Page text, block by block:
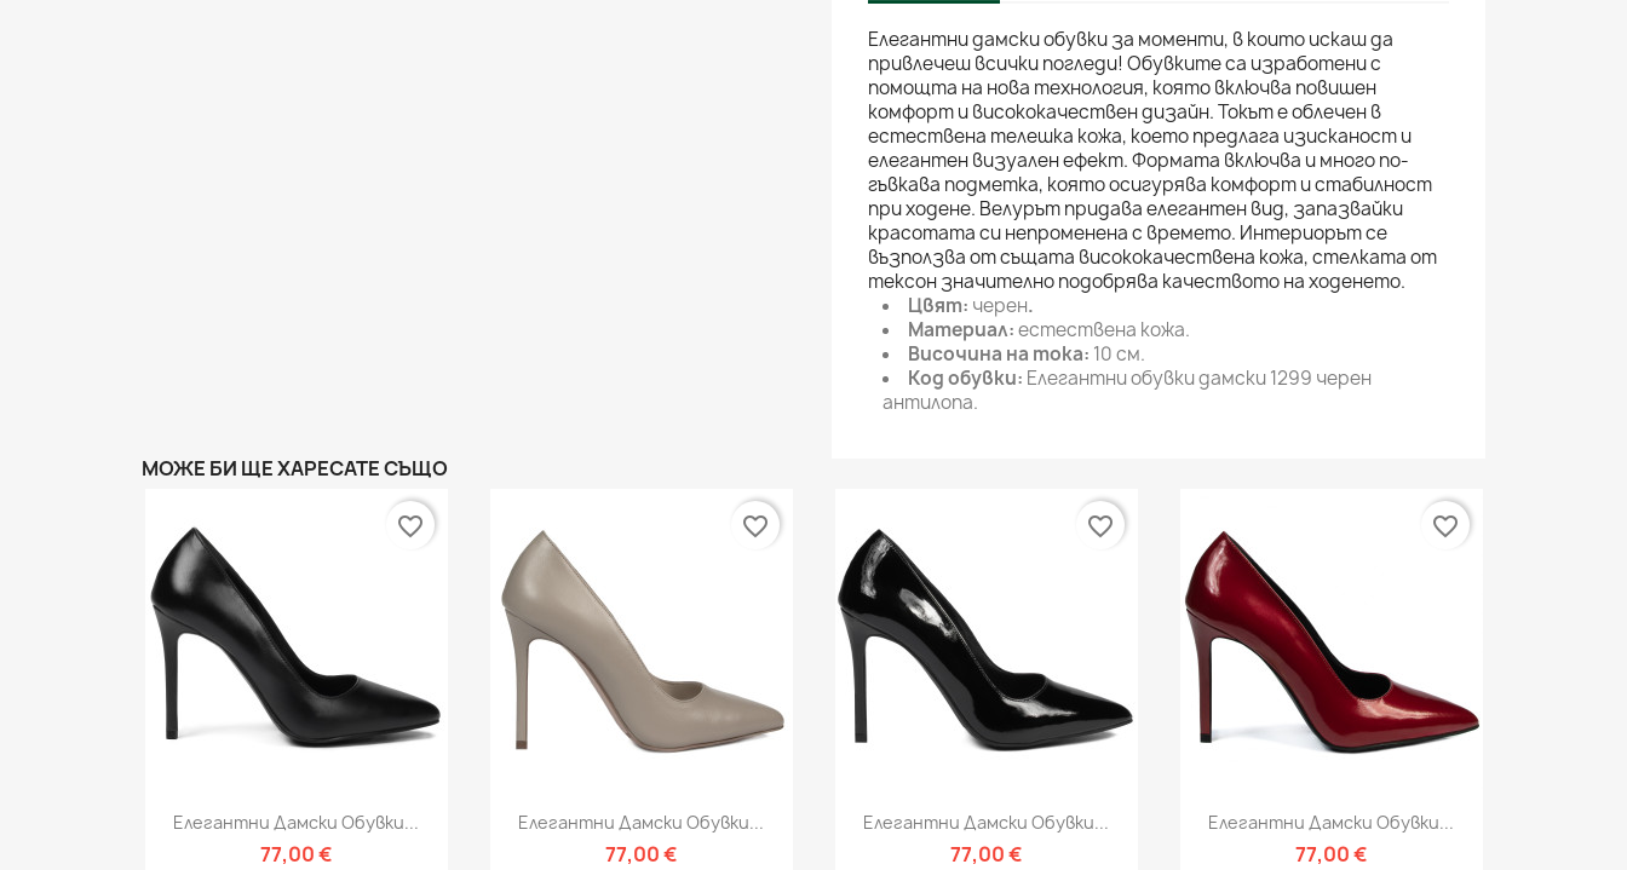
Елегантни дамски обувки за моменти, в които искаш да
привлечеш всички погледи! Обувките са изработени с
помощта на нова технология, която включва повишен
комфорт и висококачествен дизайн. Токът е облечен в
естествена телешка кожа, което предлага изисканост и
елегантен визуален ефект. Формата включва и много по-
гъвкава подметка, която осигурява комфорт и стабилност
при ходене. Велурът придава елегантен вид, запазвайки
красотата си непроменена с времето. Интериорът се
възползва от същата висококачествена кожа, стелката от
тексон значително подобрява качеството на ходенето.
Цвят: черен.
Материал:естествена кожа.
Височина на тока: 10 см.
Код обувки: Елегантни обувки дамски 1299 черен
антилопа.
МОЖЕ БИ ЩЕ ХАРЕСАТЕ СЪЩО
Бърз преглед
Елегантни Дамски Обувки...
77,00 €
favorite_border
Бърз преглед
Елегантни Дамски Обувки...
77,00 €
favorite_border
Бърз преглед
Елегантни Дамски Обувки...
77,00 €
favorite_border
Бърз преглед
Елегантни Дамски Обувки...
77,00 €
favorite_border